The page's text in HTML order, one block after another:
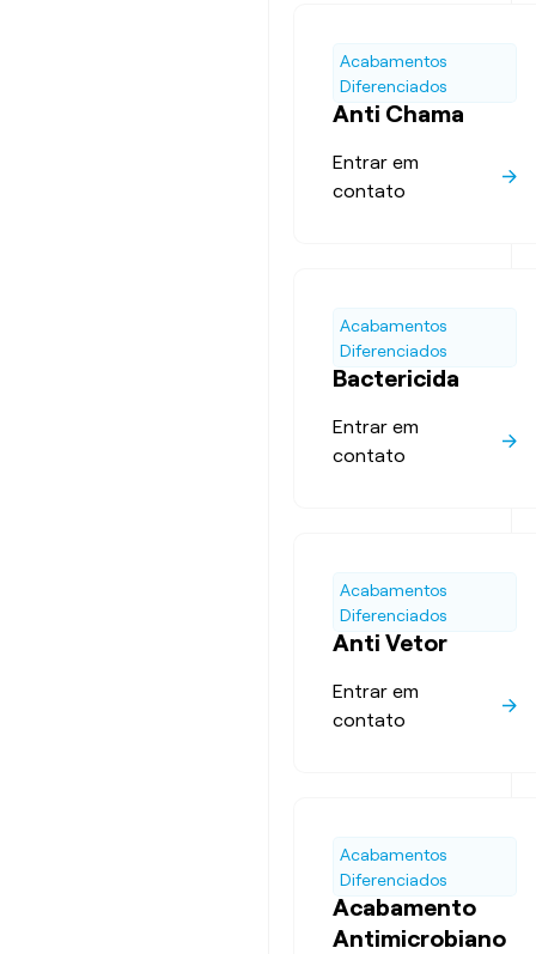
Acabamentos
Diferenciados
Anti Chama
Entrar em
contato
Acabamentos
Diferenciados
Bactericida
Entrar em
contato
Acabamentos
Diferenciados
Anti Vetor
Entrar em
contato
Acabamentos
Diferenciados
Acabamento
Antimicrobiano